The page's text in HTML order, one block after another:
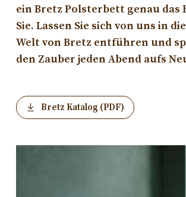
ein Bretz Polsterbett genau das
Sie. Lassen Sie sich von uns in
Welt von Bretz entführen und
den Zauber jeden Abend aufs
Bretz Katalog (PDF)